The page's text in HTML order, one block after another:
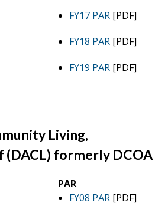
FY17 PAR [PDF]
FY18 PAR [PDF]
FY19 PAR [PDF]
Living,
formerly DCOA
PAR
FY08 PAR [PDF]